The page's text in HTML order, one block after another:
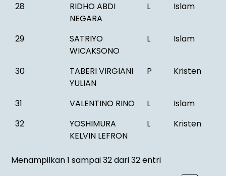
28
RIDHO ABDI
NEGARA
L Islam
29
SATRIYO
WICAKSONO
L Islam
30
TABERI VIRGIANI
YULIAN
P Kristen
31 VALENTINO RINO L
Islam
32
YOSHIMURA
KELVIN LEFRON
L Kristen
Menampilkan 1 sampai 32 dari 32 entri